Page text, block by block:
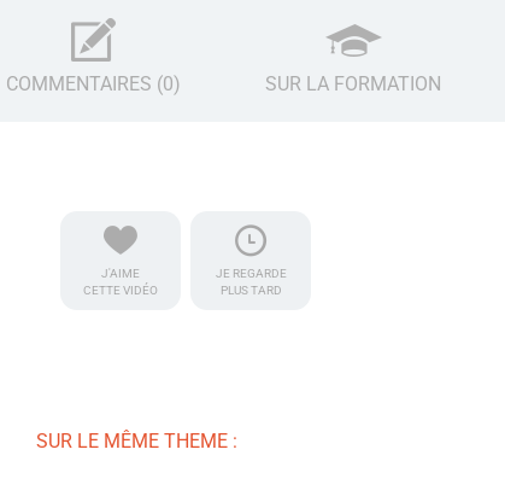
COMMENTAIRES (0) SUR LA FORMATION
J'AIME
CETTE VIDÉO
JE REGARDE
PLUS TARD
SUR LE MÊME THEME :